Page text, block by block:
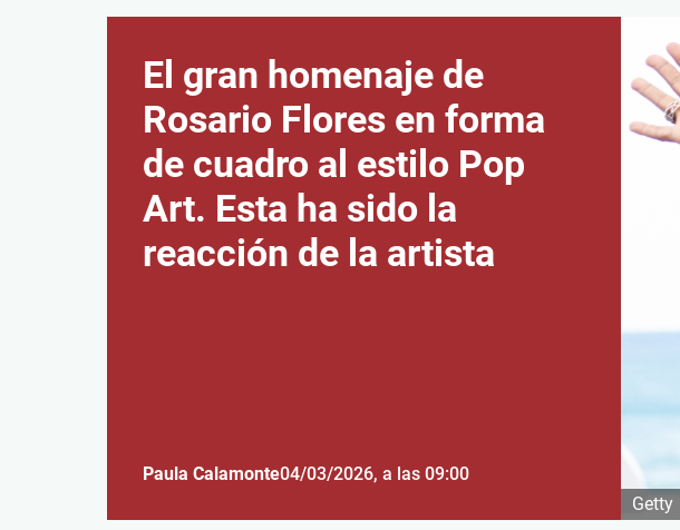
Getty
El gran homenaje de
Rosario Flores en forma
de cuadro al estilo Pop
Art. Esta ha sido la
reacción de la artista
Paula Calamonte04/03/2026, a las 09:00